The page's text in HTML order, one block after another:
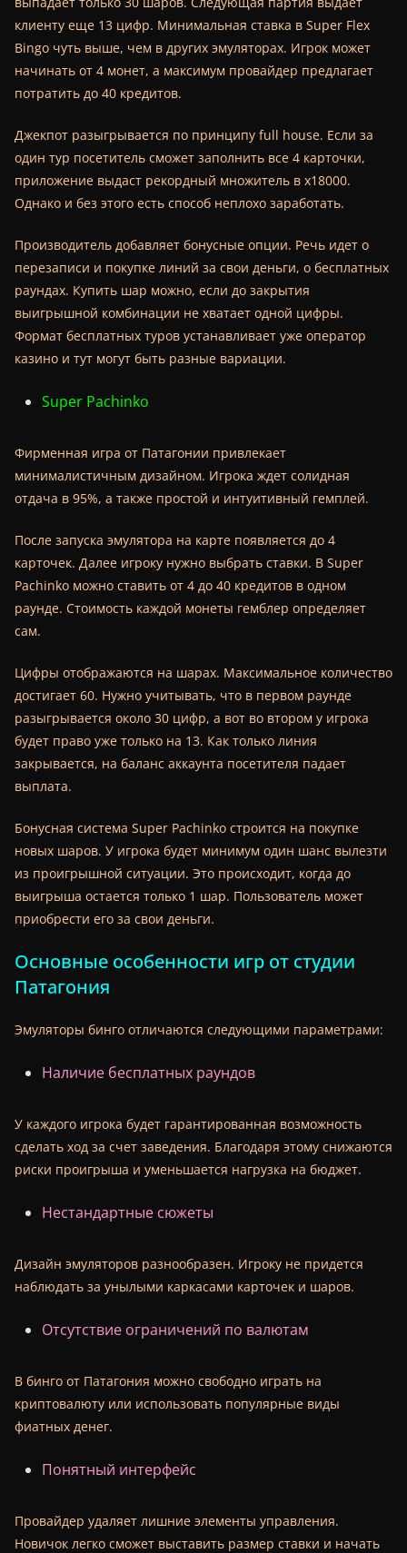
клиенту еще 13 цифр. Минимальная ставка в Super Flex
Bingo чуть выше, чем в других эмуляторах. Игрок может
начинать от 4 монет, а максимум провайдер предлагает
потратить до 40 кредитов.
Джекпот разыгрывается по принципу full house. Если за
один тур посетитель сможет заполнить все 4 карточки,
приложение выдаст рекордный множитель в х18000.
Однако и без этого есть способ неплохо заработать.
Производитель добавляет бонусные опции. Речь идет о
перезаписи и покупке линий за свои деньги, о бесплатных
раундах. Купить шар можно, если до закрытия
выигрышной комбинации не хватает одной цифры.
Формат бесплатных туров устанавливает уже оператор
казино и тут могут быть разные вариации.
Super Pachinko
Фирменная игра от Патагонии привлекает
минималистичным дизайном. Игрока ждет солидная
отдача в 95%, а также простой и интуитивный гемплей.
После запуска эмулятора на карте появляется до 4
карточек. Далее игроку нужно выбрать ставки. В Super
Pachinko можно ставить от 4 до 40 кредитов в одном
раунде. Стоимость каждой монеты гемблер определяет
сам.
Цифры отображаются на шарах. Максимальное количество
достигает 60. Нужно учитывать, что в первом раунде
разыгрывается около 30 цифр, а вот во втором у игрока
будет право уже только на 13. Как только линия
закрывается, на баланс аккаунта посетителя падает
выплата.
Бонусная система Super Pachinko строится на покупке
новых шаров. У игрока будет минимум один шанс вылезти
из проигрышной ситуации. Это происходит, когда до
выигрыша остается только 1 шар. Пользователь может
приобрести его за свои деньги.
Основные особенности игр от студии
Патагония
Эмуляторы бинго отличаются следующими параметрами:
Наличие бесплатных раундов
У каждого игрока будет гарантированная возможность
сделать ход за счет заведения. Благодаря этому снижаются
риски проигрыша и уменьшается нагрузка на бюджет.
Нестандартные сюжеты
Дизайн эмуляторов разнообразен. Игроку не придется
наблюдать за унылыми каркасами карточек и шаров.
Отсутствие ограничений по валютам
В бинго от Патагония можно свободно играть на
криптовалюту или использовать популярные виды
фиатных денег.
Понятный интерфейс
Провайдер удаляет лишние элементы управления.
Новичок легко сможет выставить размер ставки и начать